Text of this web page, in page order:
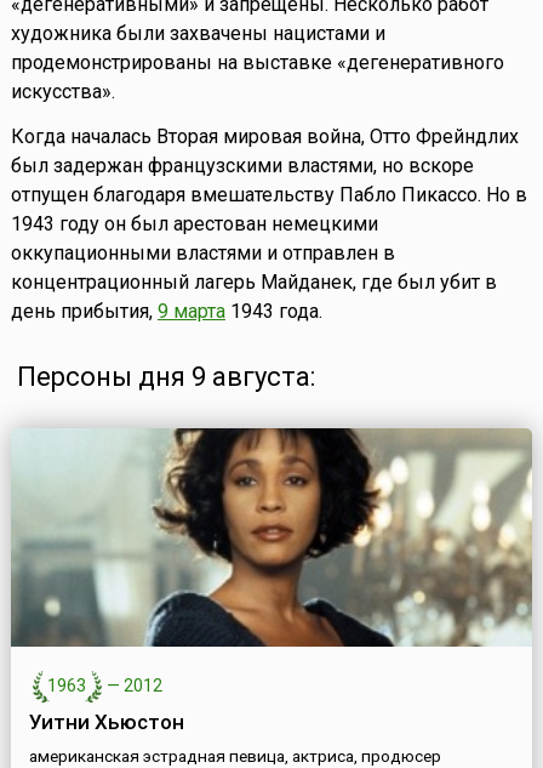
художника были захвачены нацистами и
продемонстрированы на выставке «дегенеративного
искусства».
Когда началась Вторая мировая война, Отто Фрейндлих
был задержан французскими властями, но вскоре
отпущен благодаря вмешательству Пабло Пикассо. Но в
1943 году он был арестован немецкими
оккупационными властями и отправлен в
концентрационный лагерь Майданек, где был убит в
день прибытия, 9 марта1943 года.
Персоны дня 9 августа:
1963 — 2012
Уитни Хьюстон
американская эстрадная певица, актриса, продюсер